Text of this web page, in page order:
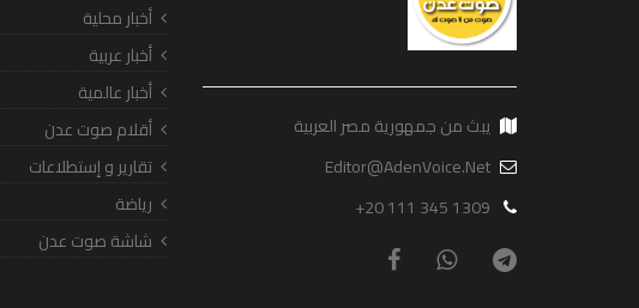
يبث من جمهورية مصر العربية
Editor@AdenVoice.Net
+20 111 345 1309
أخبار محلية
أخبار عربية
أخبار عالمية
أقلام صوت عدن
تقارير و إستطلاعات
رياضة
شاشة صوت عدن